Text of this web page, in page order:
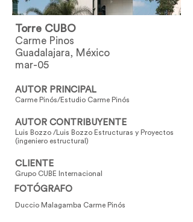
Torre CUBO
Carme Pinos
Guadalajara, México
mar-05
AUTOR PRINCIPAL
Carme Pinós/Estudio Carme Pinós
AUTOR CONTRIBUYENTE
Luis Bozzo /Luis Bozzo Estructuras y Proyectos
(ingeniero estructural)
CLIENTE
Grupo CUBE Internacional
FOTÓGRAFO
Duccio Malagamba Carme Pinós